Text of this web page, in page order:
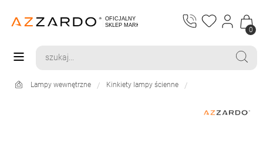
0
Lampy wewnętrzne Kinkiety lampy ścienne